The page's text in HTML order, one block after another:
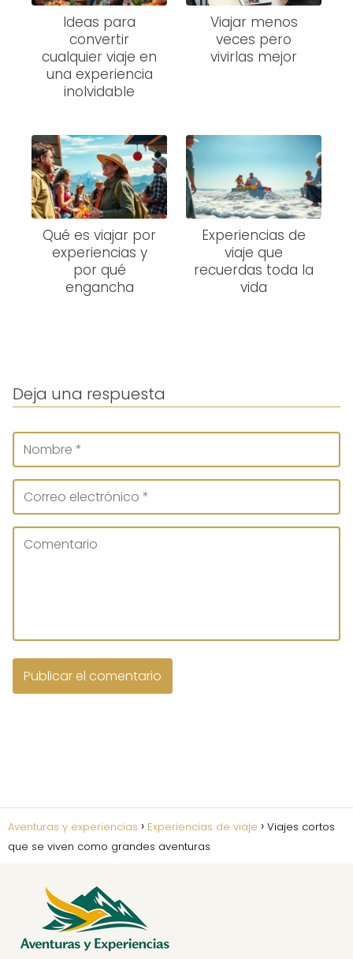
Ideas para
convertir
cualquier viaje en
una experiencia
inolvidable
Viajar menos
veces pero
vivirlas mejor
Qué es viajar por
experiencias y
por qué
engancha
Experiencias de
viaje que
recuerdas toda la
vida
Deja una respuesta
Aventuras y experiencias Experiencias de viaje
Viajes cortos
que se viven como grandes aventuras